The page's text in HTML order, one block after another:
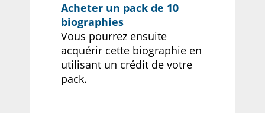
Acheter un pack de 10
biographies
Vous pourrez ensuite
acquérir cette biographie en
utilisant un crédit de votre
pack.